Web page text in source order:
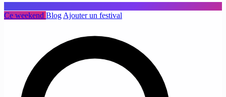
Ce weekend Blog Ajouter un festival